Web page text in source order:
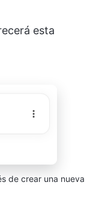
esta
de crear una nueva